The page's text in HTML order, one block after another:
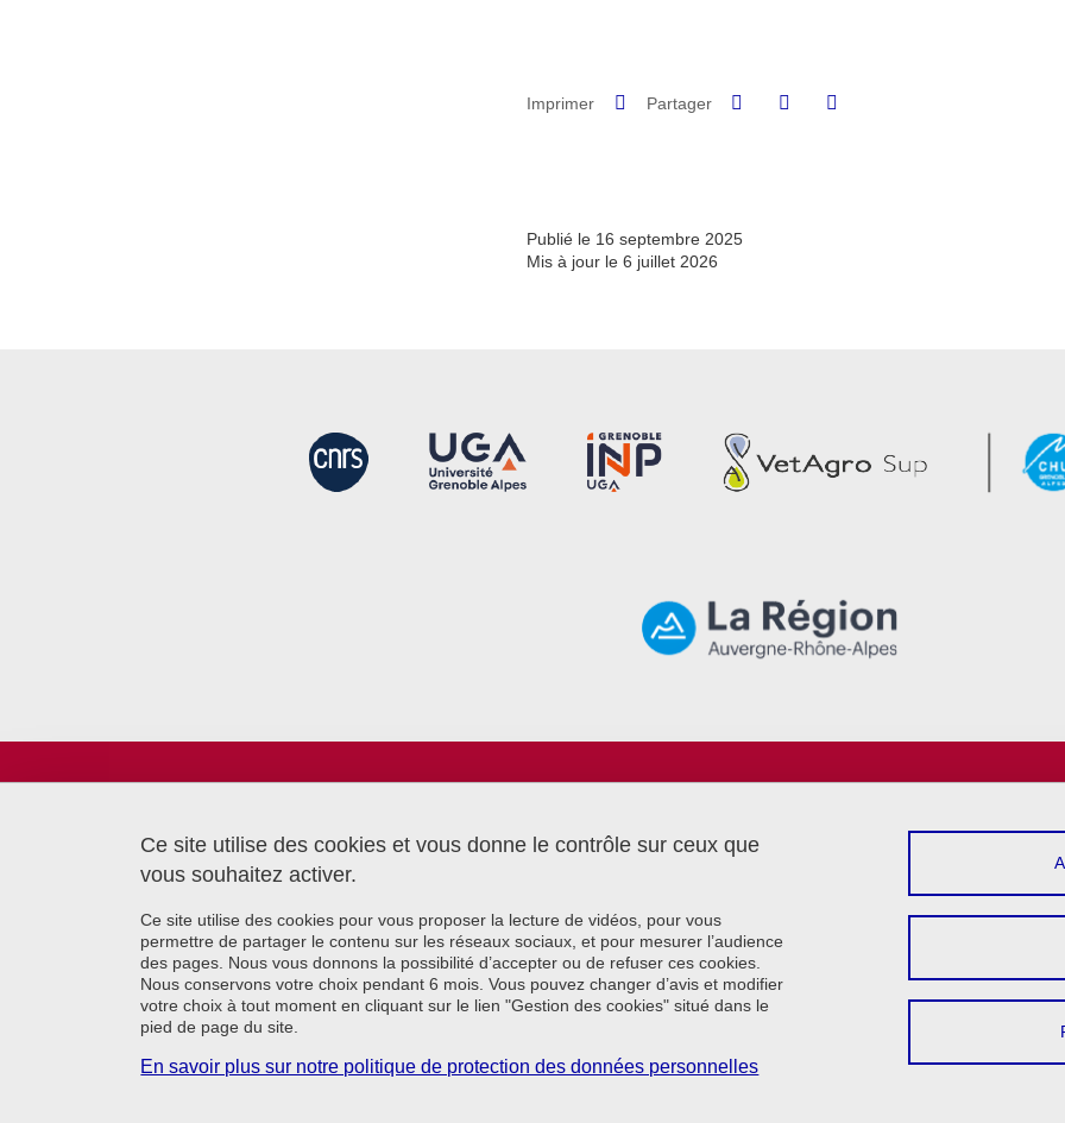
Imprimer Partager Partager sur Facebook
Partager sur LinkedIn
Publié le 16 septembre 2025
Mis à jour le 6 juillet 2026
6 chemin Saint Ferjus
38700 La Tronche
Contact
Mentions légales
Données personnelles
Cookie policy
Se connecter
Ce site utilise des cookies et vous donne le contrôle sur ceux que
vous souhaitez activer.
Ce site utilise des cookies pour vous proposer la lecture de vidéos, pour vous
permettre de partager le contenu sur les réseaux sociaux, et pour mesurer l’audience
des pages. Nous vous donnons la possibilité d’accepter ou de refuser ces cookies.
Nous conservons votre choix pendant 6 mois. Vous pouvez changer d’avis et modifier
votre choix à tout moment en cliquant sur le lien "Gestion des cookies" situé dans le
pied de page du site.
En savoir plus sur notre politique de protection des données personnelles